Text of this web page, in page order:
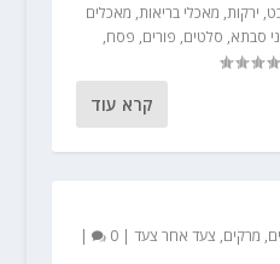
, ירקות, מאכלי בריאות, מאכלים
סבתא, סלטים, פורים, פסח,
קרא עוד
, מרקים, צעד אחר צעד|
0
|